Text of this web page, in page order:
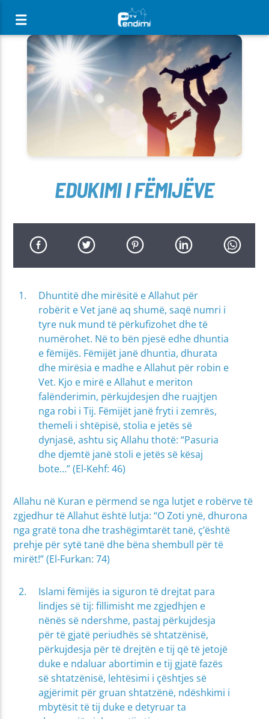
[There are no radio stations in the database]
EDUKIMI I FËMIJËVE
Dhuntitë dhe mirësitë e Allahut për
robërit e Vet janë aq shumë, saqë numri i
tyre nuk mund të përkufizohet dhe të
numërohet. Në to bën pjesë edhe dhuntia
e fëmijës. Fëmijët janë dhuntia, dhurata
dhe mirësia e madhe e Allahut për robin e
Vet. Kjo e mirë e Allahut e meriton
falënderimin, përkujdesjen dhe ruajtjen
nga robi i Tij. Fëmijët janë fryti i zemrës,
themeli i shtëpisë, stolia e jetës së
dynjasë, ashtu siç Allahu thotë: “Pasuria
dhe djemtë janë stoli e jetës së kësaj
bote…” (El-Kehf: 46)
Allahu në Kuran e përmend se nga lutjet e robërve të
zgjedhur të Allahut është lutja: “O Zoti ynë, dhurona
nga gratë tona dhe trashëgimtarët tanë, ç’është
prehje për sytë tanë dhe bëna shembull për të
mirët!” (El-Furkan: 74)
Islami fëmijës ia siguron të drejtat para
lindjes së tij: fillimisht me zgjedhjen e
nënës së ndershme, pastaj përkujdesja
për të gjatë periudhës së shtatzënisë,
përkujdesja për të drejtën e tij që të jetojë
duke e ndaluar abortimin e tij gjatë fazës
së shtatzënisë, lehtësimi i çështjes së
agjërimit për gruan shtatzënë, ndëshkimi i
mbytësit të tij duke e detyruar ta